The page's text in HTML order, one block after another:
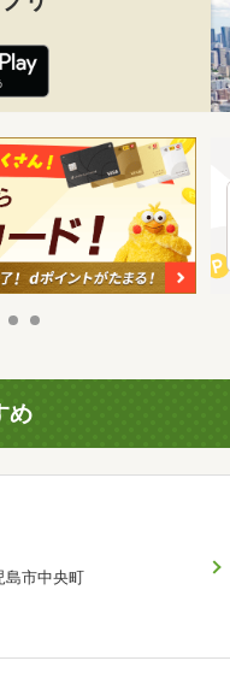
め
島市中央町